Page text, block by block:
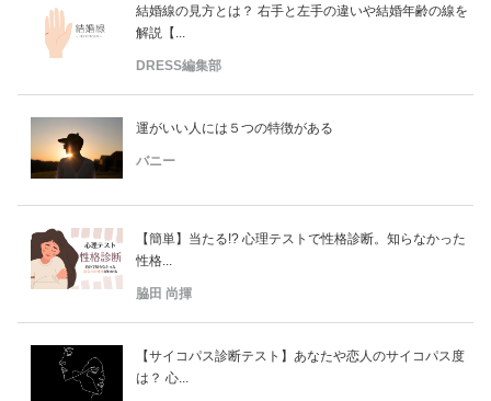
結婚線の見方とは？ 右手と左手の違いや結婚年齢の線を
解説【...
DRESS編集部
運がいい人には５つの特徴がある
バニー
【簡単】当たる!? 心理テストで性格診断。知らなかった
性格...
脇田 尚揮
【サイコパス診断テスト】あなたや恋人のサイコパス度
は？ 心...